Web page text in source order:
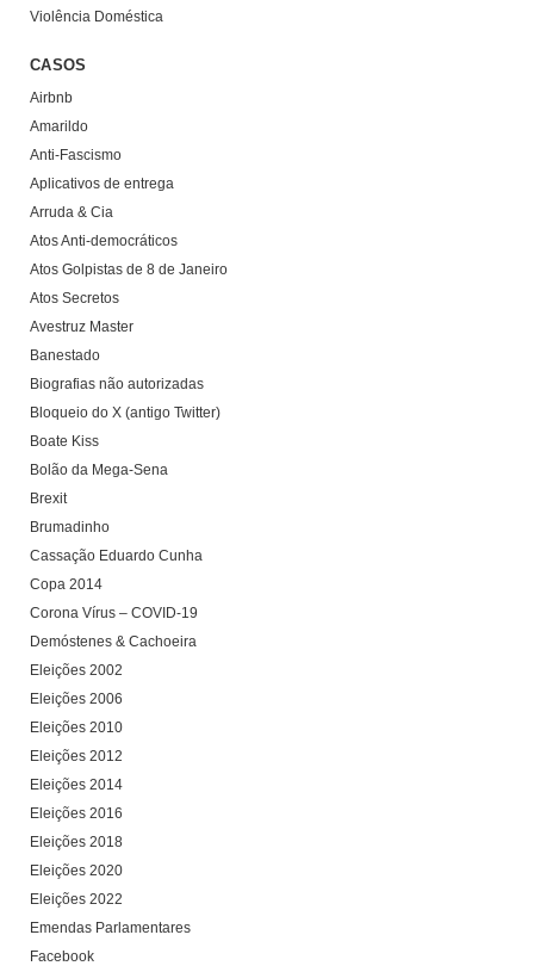
Violência Doméstica
CASOS
Airbnb
Amarildo
Anti-Fascismo
Aplicativos de entrega
Arruda & Cia
Atos Anti-democráticos
Atos Golpistas de 8 de Janeiro
Atos Secretos
Avestruz Master
Banestado
Biografias não autorizadas
Bloqueio do X (antigo Twitter)
Boate Kiss
Bolão da Mega-Sena
Brexit
Brumadinho
Cassação Eduardo Cunha
Copa 2014
Corona Vírus – COVID-19
Demóstenes & Cachoeira
Eleições 2002
Eleições 2006
Eleições 2010
Eleições 2012
Eleições 2014
Eleições 2016
Eleições 2018
Eleições 2020
Eleições 2022
Emendas Parlamentares
Facebook